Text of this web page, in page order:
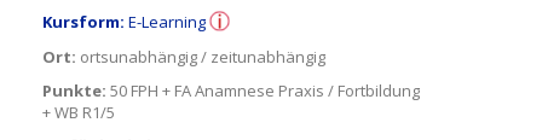
Kursform: E-Learning
Ort: ortsunabhängig / zeitunabhängig
Punkte: 50 FPH + FA Anamnese Praxis / Fortbildung
+ WB R1/5